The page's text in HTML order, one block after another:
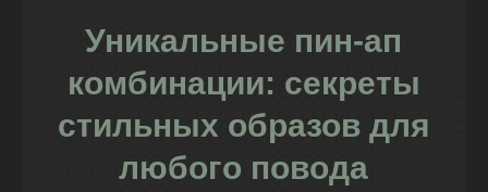
Уникальные пин-ап
комбинации: секреты
стильных образов для
любого повода